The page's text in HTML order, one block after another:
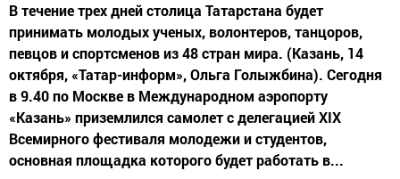
В течение трех дней столица Татарстана будет
принимать молодых ученых, волонтеров, танцоров,
певцов и спортсменов из 48 стран мира. (Казань, 14
октября, «Татар-информ», Ольга Голыжбина). Сегодня
в 9.40 по Москве в Международном аэропорту
«Казань» приземлился самолет с делегацией XIX
Всемирного фестиваля молодежи и студентов,
основная площадка которого будет работать в...